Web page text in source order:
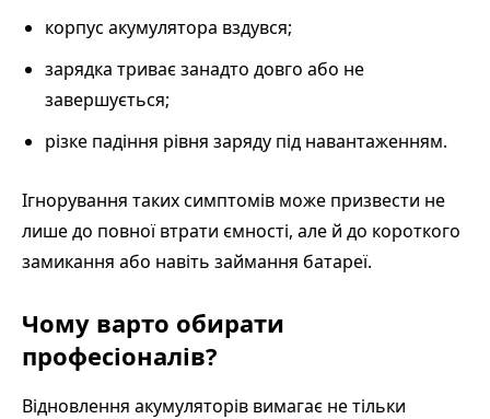
корпус акумулятора вздувся;
зарядка триває занадто довго або не
завершується;
різке падіння рівня заряду під навантаженням.
Ігнорування таких симптомів може призвести не
лише до повної втрати ємності, але й до короткого
замикання або навіть займання батареї.
Чому варто обирати
професіоналів?
Відновлення акумуляторів вимагає не тільки